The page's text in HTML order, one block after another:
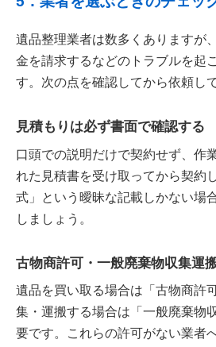
遺品整理業者は数多くありますが
金を請求するなどのトラブルを起
す。次の点を確認してから依頼し
見積もりは必ず書面で確認する
口頭での説明だけで契約せず、作
れた見積書を受け取ってから契約
式」という曖昧な記載しかない場
しましょう。
古物商許可・一般廃棄物収集運
遺品を買い取る場合は「古物商許
集・運搬する場合は「一般廃棄物
要です。これらの許可がない業者